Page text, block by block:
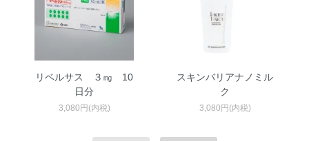
リベルサス ３㎎ 10
日分
3,080円(内税)
スキンバリアナノミル
ク
3,080円(内税)